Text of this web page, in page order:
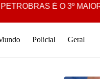
É O 3º MAIOR DA
Policial Geral